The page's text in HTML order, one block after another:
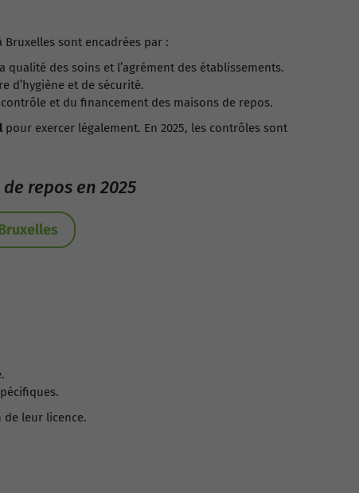
sont encadrées par :
qualité des soins et l’agrément des établissements.
d’hygiène et de sécurité.
et du financement des maisons de repos.
pour exercer légalement. En 2025, les contrôles sont
repos en 2025
de leur licence.